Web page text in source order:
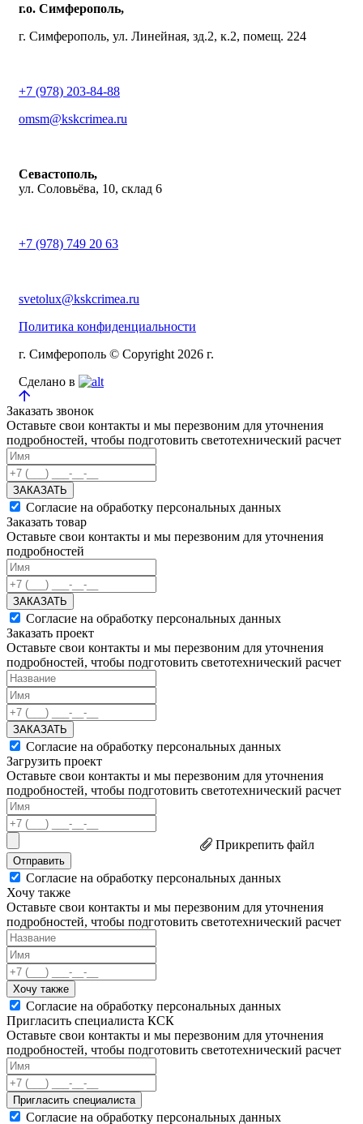
г.о. Симферополь,
г. Симферополь, ул. Линейная, зд.2, к.2, помещ. 224
+7 (978) 203-84-88
omsm@kskcrimea.ru
Севастополь,
ул. Соловьёва, 10, склад 6
+7 (978) 749 20 63
svetolux@kskcrimea.ru
Политика конфиденциальности
г. Симферополь © Copyright 2026 г.
Сделано в
Заказать звонок
Оставьте свои контакты и мы перезвоним для уточнения
подробностей, чтобы подготовить светотехнический расчет
ЗАКАЗАТЬ
Согласие на обработку персональных данных
Заказать товар
Оставьте свои контакты и мы перезвоним для уточнения
подробностей
ЗАКАЗАТЬ
Согласие на обработку персональных данных
Заказать проект
Оставьте свои контакты и мы перезвоним для уточнения
подробностей, чтобы подготовить светотехнический расчет
ЗАКАЗАТЬ
Согласие на обработку персональных данных
Загрузить проект
Оставьте свои контакты и мы перезвоним для уточнения
подробностей, чтобы подготовить светотехнический расчет
Прикрепить файл
Отправить
Согласие на обработку персональных данных
Хочу также
Оставьте свои контакты и мы перезвоним для уточнения
подробностей, чтобы подготовить светотехнический расчет
Хочу также
Согласие на обработку персональных данных
Пригласить специалиста КСК
Оставьте свои контакты и мы перезвоним для уточнения
подробностей, чтобы подготовить светотехнический расчет
Пригласить специалиста
Согласие на обработку персональных данных